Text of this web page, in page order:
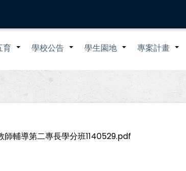
+
育 +
學校公告 +
學生園地 +
專案計畫
輔導第二專長學分班1140529.pdf